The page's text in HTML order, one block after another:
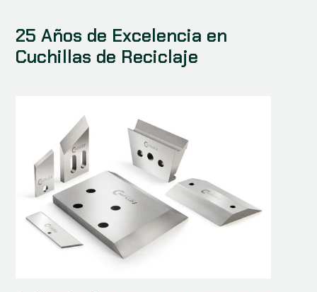
25 Años de Excelencia en
Cuchillas de Reciclaje